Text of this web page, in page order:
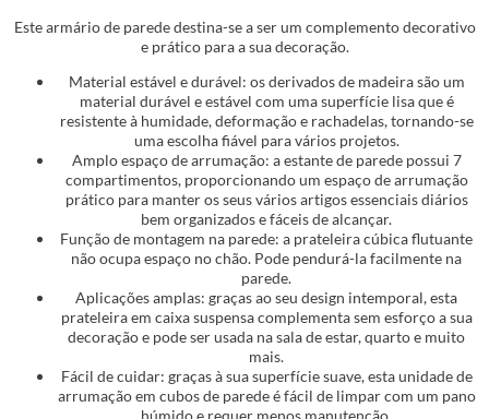
Este armário de parede destina-se a ser um complemento decorativo
e prático para a sua decoração.
Material estável e durável: os derivados de madeira são um
material durável e estável com uma superfície lisa que é
resistente à humidade, deformação e rachadelas, tornando-se
uma escolha fiável para vários projetos.
Amplo espaço de arrumação: a estante de parede possui 7
compartimentos, proporcionando um espaço de arrumação
prático para manter os seus vários artigos essenciais diários
bem organizados e fáceis de alcançar.
Função de montagem na parede: a prateleira cúbica flutuante
não ocupa espaço no chão. Pode pendurá-la facilmente na
parede.
Aplicações amplas: graças ao seu design intemporal, esta
prateleira em caixa suspensa complementa sem esforço a sua
decoração e pode ser usada na sala de estar, quarto e muito
mais.
Fácil de cuidar: graças à sua superfície suave, esta unidade de
arrumação em cubos de parede é fácil de limpar com um pano